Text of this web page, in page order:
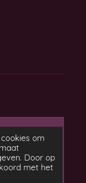
om
Door op
met het